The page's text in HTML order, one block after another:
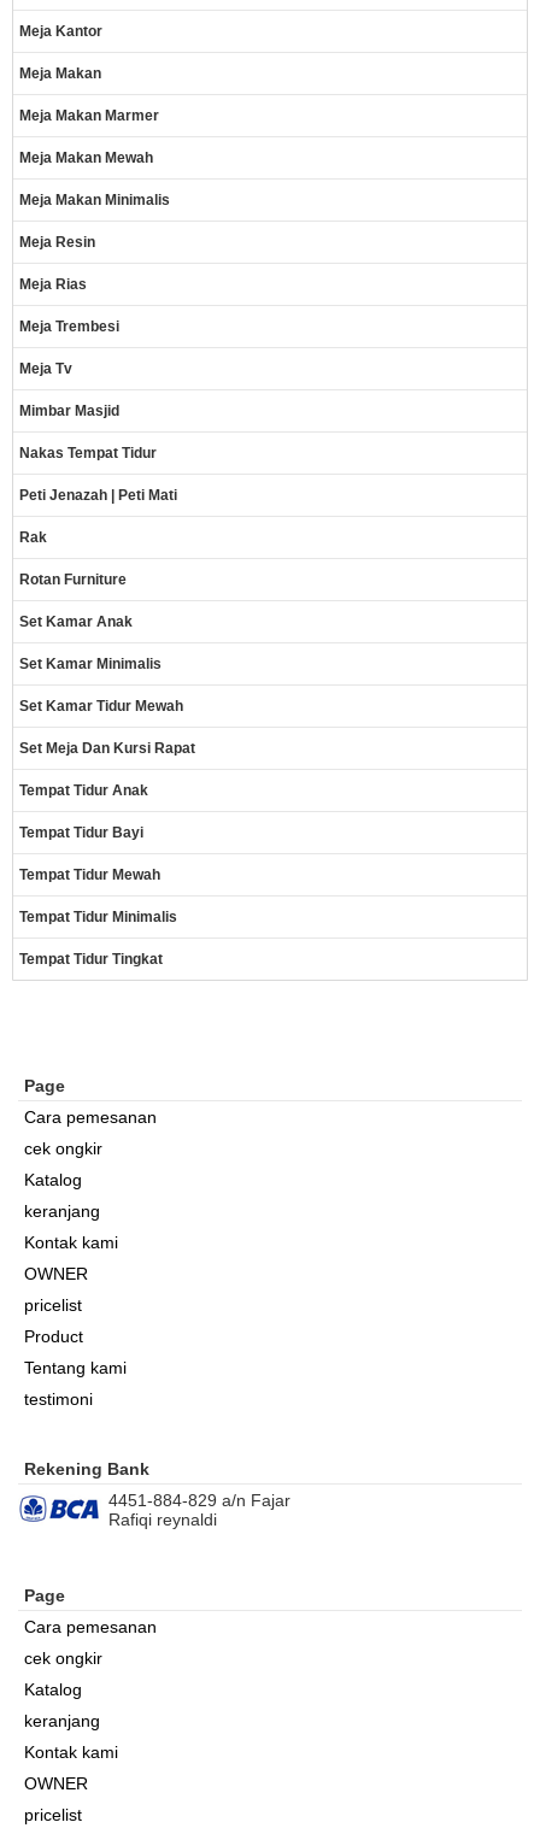
Meja Kantor
Meja Makan
Meja Makan Marmer
Meja Makan Mewah
Meja Makan Minimalis
Meja Resin
Meja Rias
Meja Trembesi
Meja Tv
Mimbar Masjid
Nakas Tempat Tidur
Peti Jenazah | Peti Mati
Rak
Rotan Furniture
Set Kamar Anak
Set Kamar Minimalis
Set Kamar Tidur Mewah
Set Meja Dan Kursi Rapat
Tempat Tidur Anak
Tempat Tidur Bayi
Tempat Tidur Mewah
Tempat Tidur Minimalis
Tempat Tidur Tingkat
Page
Cara pemesanan
cek ongkir
Katalog
keranjang
Kontak kami
OWNER
pricelist
Product
Tentang kami
testimoni
Rekening Bank
4451-884-829 a/n Fajar
Rafiqi reynaldi
Page
Cara pemesanan
cek ongkir
Katalog
keranjang
Kontak kami
OWNER
pricelist